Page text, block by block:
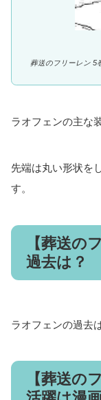
葬送のフリーレン 5
ラオフェンの主な
先端は丸い形状を
す。
【葬送の
過去は？
ラオフェンの過去
【葬送の